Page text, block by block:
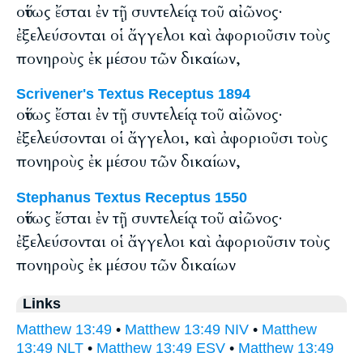
οὕτως ἔσται ἐν τῇ συντελείᾳ τοῦ αἰῶνος·
ἐξελεύσονται οἱ ἄγγελοι καὶ ἀφοριοῦσιν τοὺς
πονηροὺς ἐκ μέσου τῶν δικαίων,
Scrivener's Textus Receptus 1894
οὕτως ἔσται ἐν τῇ συντελείᾳ τοῦ αἰῶνος·
ἐξελεύσονται οἱ ἄγγελοι, καὶ ἀφοριοῦσι τοὺς
πονηροὺς ἐκ μέσου τῶν δικαίων,
Stephanus Textus Receptus 1550
οὕτως ἔσται ἐν τῇ συντελείᾳ τοῦ αἰῶνος·
ἐξελεύσονται οἱ ἄγγελοι καὶ ἀφοριοῦσιν τοὺς
πονηροὺς ἐκ μέσου τῶν δικαίων
Links
Matthew 13:49 • Matthew 13:49 NIV • Matthew
13:49 NLT • Matthew 13:49 ESV • Matthew 13:49